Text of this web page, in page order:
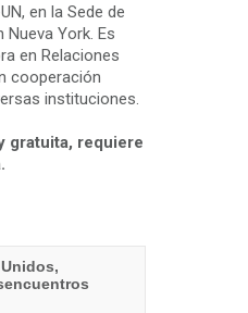
en la Sede de
Nueva York. Es
en Relaciones
cooperación
instituciones.
gratuita, requiere